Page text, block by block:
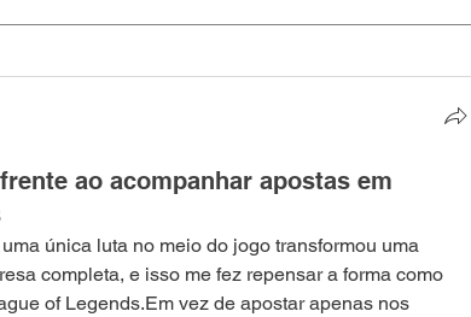
ao acompanhar apostas em
única luta no meio do jogo transformou uma
completa, e isso me fez repensar a forma como
of Legends.Em vez de apostar apenas nos